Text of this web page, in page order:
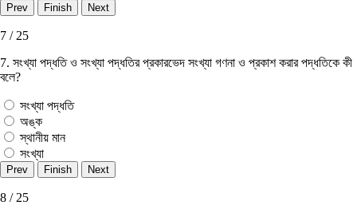
7 / 25
7. সংখ্যা পদ্ধতি ও সংখ্যা পদ্ধতির প্রকারভেদ সংখ্যা গণনা ও প্রকাশ করার পদ্ধতিকে কী
বলে?
সংখ্যা পদ্ধতি
অঙ্ক
স্থানীয় মান
সংখ্যা
8 / 25